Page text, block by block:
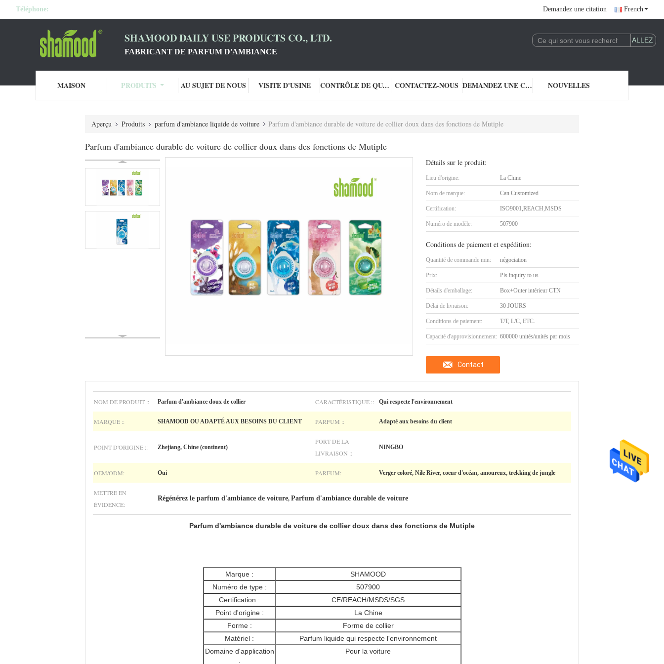
Téléphone: Demandez une citation French
SHAMOOD DAILY USE PRODUCTS CO., LTD.
FABRICANT DE PARFUM D'AMBIANCE
MAISON PRODUITS AU SUJET DE NOUS VISITE D'USINE CONTRÔLE DE QUALITÉ CONTACTEZ-NOUS DEMANDEZ UNE CITATION NOUVELLES
Aperçu Produits parfum d'ambiance liquide de voiture Parfum d'ambiance durable de voiture de collier doux dans des fonctions de Mutiple
Parfum d'ambiance durable de voiture de collier doux dans des fonctions de Mutiple
Détails sur le produit:
Lieu d'origine: La Chine
Nom de marque: Can Customized
Certification: ISO9001,REACH,MSDS
Numéro de modèle: 507900
Conditions de paiement et expédition:
Quantité de commande min: négociation
Prix: Pls inquiry to us
Détails d'emballage: Box+Outer intérieur CTN
Délai de livraison: 30 JOURS
Conditions de paiement: T/T, L/C, ETC.
Capacité d'approvisionnement: 600000 unités/unités par mois
Contact
NOM DE PRODUIT :: Parfum d'ambiance doux de collier CARACTÉRISTIQUE :: Qui respecte l'environnement
MARQUE :: SHAMOOD OU ADAPTÉ AUX BESOINS DU CLIENT PARFUM :: Adapté aux besoins du client
POINT D'ORIGINE :: Zhejiang, Chine (continent)
PORT DE LA
LIVRAISON ::
NINGBO
OEM/ODM: Oui PARFUM: Verger coloré, Nile River, coeur d'océan, amoureux, trekking de jungle
METTRE EN
ÉVIDENCE:
Régénérez le parfum d'ambiance de voiture, Parfum d'ambiance durable de voiture
Parfum d'ambiance durable de voiture de collier doux dans des fonctions de Mutiple
Marque :
SHAMOOD
Numéro de type :
507900
Certification :
CE/REACH/MSDS/SGS
Point d'origine :
La Chine
Forme :
Forme de collier
Matériel :
Parfum liquide qui respecte l'environnement
Domaine d'application
Pour la voiture